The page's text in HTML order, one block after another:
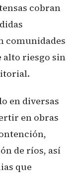
cobran
comunidades
alto riesgo sin
en diversas
en obras
de ríos, así
que